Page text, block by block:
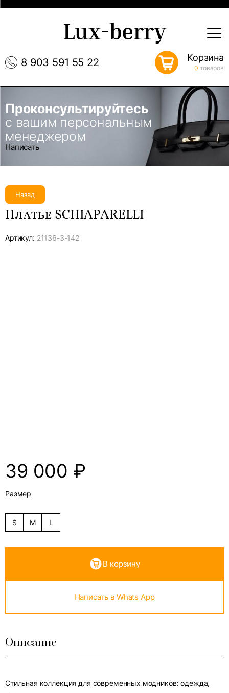
8 903 591 55 22
Lux-berry
Корзина
0 товаров
Проконсультируйтесь
с вашим персональным
менеджером
Написать
Назад
Платье SCHIAPARELLI
Артикул: 21136-3-142
39 000 ₽
Размер
S M L
В корзину
Написать в Whats App
Описание
Стильная коллекция для современных модников: одежда,